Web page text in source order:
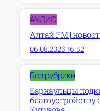
АУДИО
Алтай FM |
06.08.2026 16:32
Без рубрики
Барнаульцы
благоустройству